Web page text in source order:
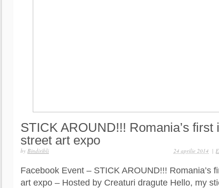
STICK AROUND!!! Romania’s first
street art expo
by Bindiribli |
24 aprilie 2014
Facebook Event – STICK AROUND!!! Romania’s
art expo – Hosted by Creaturi dragute Hello, my